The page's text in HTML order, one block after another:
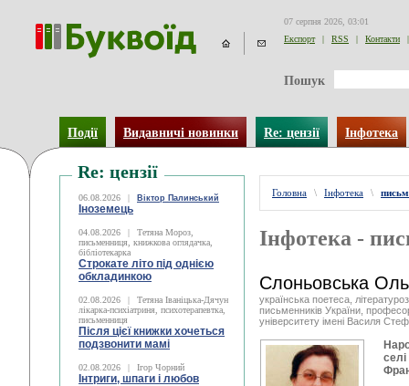
07 серпня 2026, 03:01
Експорт
| RSS | Контакти |
Пошук
Події Видавничі новинки Re: цензії Інфотека
Re: цензії
06.08.2026 | Віктор Палинський
Іноземець
04.08.2026 |
Тетяна Мороз,
письменниця, книжкова оглядачка,
бібліотекарка
Строкате літо під однією
обкладинкою
02.08.2026 |
Тетяна Іваніцька-Дячун
лікарка-психіатриня, психотерапевтка,
письменниця
Після цієї книжки хочеться
подзвонити мамі
02.08.2026 | Ігор Чорний
Інтриги, шпаги і любов
Головна \ Інфотека \
Інфотека -
Слоньовська
українська поетеса,
письменників України,
університету імені Василя